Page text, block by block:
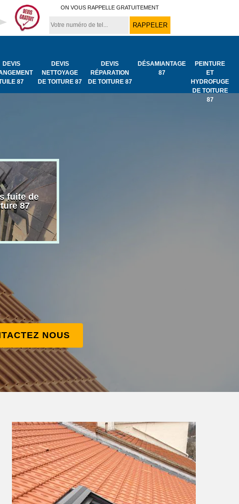
ON VOUS RAPPELLE GRATUITEMENT
DEVIS
87
DEVIS
NETTOYAGE
DE TOITURE 87
DEVIS
RÉPARATION
DE TOITURE 87
DÉSAMIANTAGE
87
PEINTURE
ET
HYDROFUGE
DE TOITURE
87
fuite de
87
NOUS